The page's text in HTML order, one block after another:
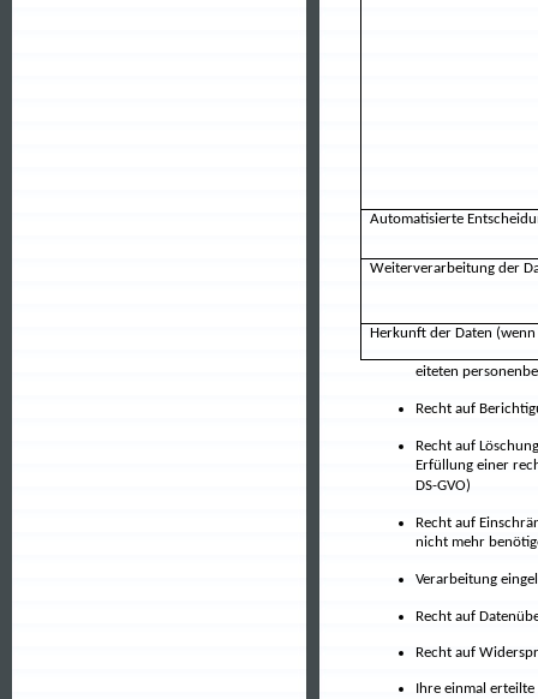
Automatisierte
Weiterverarbeitung der
Herkunft der Daten
eiteten
Recht auf
Recht auf
Erfüllung einer
DS-GVO)
Recht auf
nicht mehr
Verarbeitung
Recht auf
Recht auf
Ihre einmal